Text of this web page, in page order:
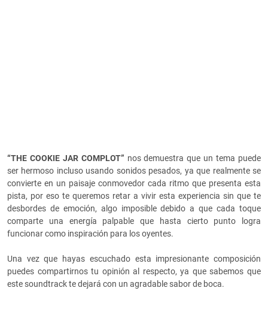
“THE COOKIE JAR COMPLOT” nos demuestra que un tema puede
ser hermoso incluso usando sonidos pesados, ya que realmente se
convierte en un paisaje conmovedor cada ritmo que presenta esta
pista, por eso te queremos retar a vivir esta experiencia sin que te
desbordes de emoción, algo imposible debido a que cada toque
comparte una energía palpable que hasta cierto punto logra
funcionar como inspiración para los oyentes.
Una vez que hayas escuchado esta impresionante composición
puedes compartirnos tu opinión al respecto, ya que sabemos que
este soundtrack te dejará con un agradable sabor de boca.